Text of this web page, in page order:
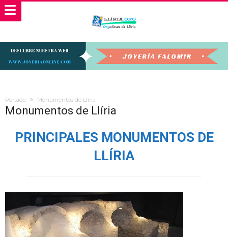
Portada Monumentos de Llíria
Monumentos de Llíria
PRINCIPALES MONUMENTOS DE
LLÍRIA